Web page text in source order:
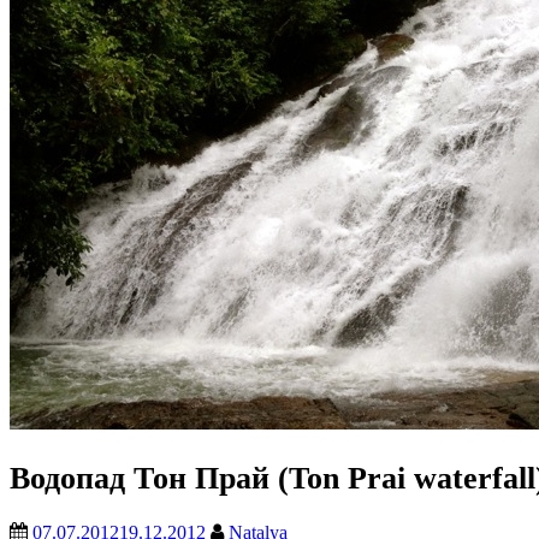
Водопад Тон Прай (Ton Prai
07.07.201219.12.2012 Natalya